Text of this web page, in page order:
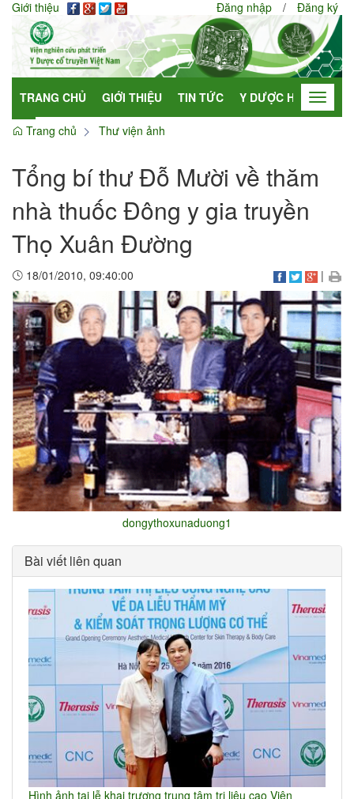
Giới thiệu Đăng nhập / Đăng ký
TRANG CHỦ GIỚI THIỆU TIN TỨC Y DƯỢC HỌC Toggle
Trang chủ
Thư viện ảnh
Tổng bí thư Đỗ Mười về thăm
nhà thuốc Đông y gia truyền
Thọ Xuân Đường
18/01/2010, 09:40:00 |
dongythoxunaduong1
Bài viết liên quan
Hình ảnh tại lễ khai trương trung tâm trị liệu cao Viện